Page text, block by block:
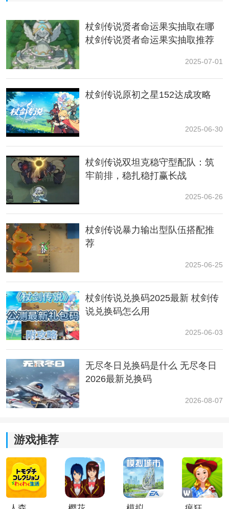
2.重装哈比
这个是骑士的专属，提供高额防御和护盾，某种程度上
重要性超过晨曦天使和暗夜帝王（仅对于骑士来说），
毕竟骑士定位主打承伤反击，玩骑士必选。
药师懒懒：
回血加驱散，主要克制负面状态较多的战斗，但有些战
技其实涵盖了这方面的功能，所以泛用性不高，不推
岩飞龙：主要削弱攻击力，适合组队打boss的时候带，
削弱boss攻击力，提高全队生存能力，部分情况下有
用。
紫云兽和凯尔斯：部分战技定位高度重复，没有什么特
别的优势，不推荐。
平民选对宠物，也能
级与羁绊搭配，即使不氪金也能顺利推进各大玩法，实
杖剑传说贤者命运果实抽取在哪
杖剑传说贤者命运果实抽取推荐
2025-07-01
杖剑传说原初之星152达成攻略
2025-06-30
杖剑传说双坦克稳守型配队：筑
牢前排，稳扎稳打赢长战
2025-06-26
杖剑传说暴力输出型队伍搭配推
荐
2025-06-25
杖剑传说兑换码2025最新 杖剑传
说兑换码怎么用
2025-06-03
无尽冬日兑换码是什么 无尽冬日
2026最新兑换码
2026-08-07
游戏推荐